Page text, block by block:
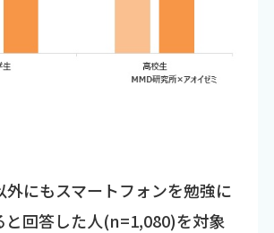
外にもスマートフォンを勉強に
と回答した人(n=1,080)を対象